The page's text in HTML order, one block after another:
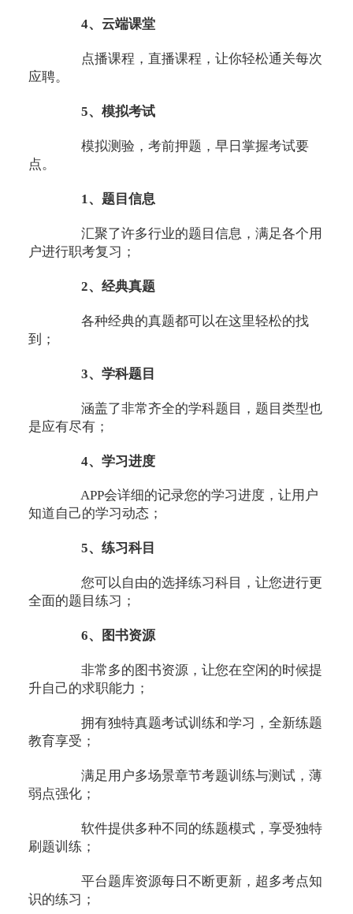
4、云端课堂
点播课程，直播课程，让你轻松通关每次
应聘。
5、模拟考试
模拟测验，考前押题，早日掌握考试要
点。
1、题目信息
汇聚了许多行业的题目信息，满足各个用
户进行职考复习；
2、经典真题
各种经典的真题都可以在这里轻松的找
到；
3、学科题目
涵盖了非常齐全的学科题目，题目类型也
是应有尽有；
4、学习进度
APP会详细的记录您的学习进度，让用户
知道自己的学习动态；
5、练习科目
您可以自由的选择练习科目，让您进行更
全面的题目练习；
6、图书资源
非常多的图书资源，让您在空闲的时候提
升自己的求职能力；
拥有独特真题考试训练和学习，全新练题
教育享受；
满足用户多场景章节考题训练与测试，薄
弱点强化；
软件提供多种不同的练题模式，享受独特
刷题训练；
平台题库资源每日不断更新，超多考点知
识的练习；